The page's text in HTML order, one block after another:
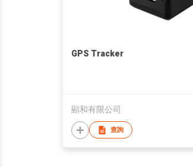
GPS Tracker
顯和有限公司
查詢